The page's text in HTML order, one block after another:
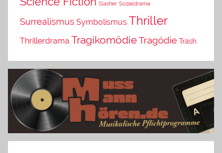
Slasher Sozialdrama
Surrealismus Symbolismus Thriller
Thrillerdrama TragikomödieTragödie Trash